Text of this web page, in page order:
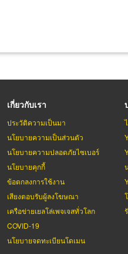
เกี่ยวกับเรา
ประวัติความเป็นมา
นโยบายความเป็นส่วนตัว
นโยบายความปลอดภัยไซเบอร์
นโยบายคุกกี้
ข้อตกลงการใช้งาน
เสียงตอบรับผู้ลงโฆษณา
เครือข่ายเยลโล่เพจเจสทั่วโลก
COVID-19
นโยบายจดทะเบียนโดเมน